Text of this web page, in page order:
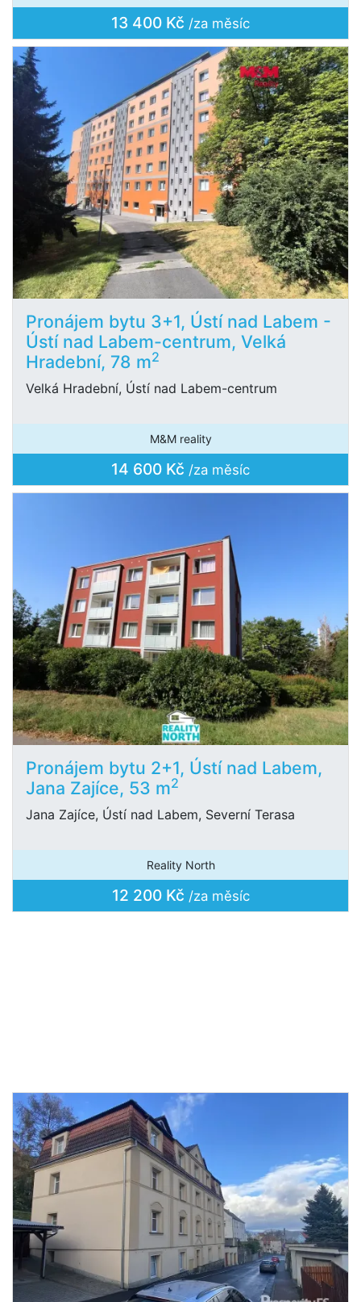
13 400 Kč /za měsíc
Pronájem bytu 3+1, Ústí nad Labem -
Ústí nad Labem-centrum, Velká
Hradební, 78 m2
Velká Hradební, Ústí nad Labem-centrum
M&M reality
14 600 Kč /za měsíc
Pronájem bytu 2+1, Ústí nad Labem,
Jana Zajíce, 53 m2
Jana Zajíce, Ústí nad Labem, Severní Terasa
Reality North
12 200 Kč /za měsíc